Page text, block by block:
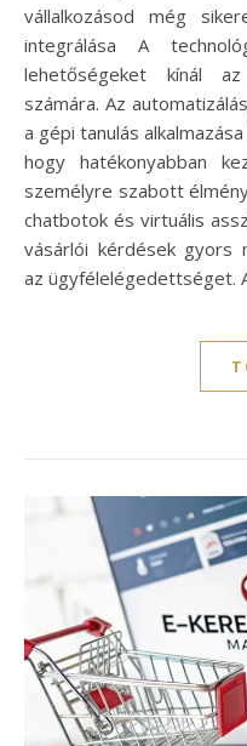
vállalkozásod még
integrálása A
lehetőségeket kínál az
számára. Az
a gépi tanulás
hogy hatékonyabban
személyre szabott
chatbotok és virtuális
vásárlói kérdések gyors
az ügyfélelégedettséget.